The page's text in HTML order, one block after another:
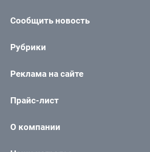
Сообщить новость
Рубрики
Реклама на сайте
Прайс-лист
О компании